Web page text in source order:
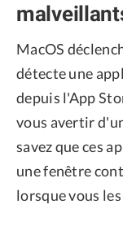
MacOS
détecte une
depuis l'App
vous avertir
savez que ces
une fenêtre
lorsque vous